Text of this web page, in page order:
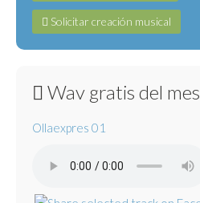
Solicitar creación musical
Wav gratis del mes
Ollaexpres 01